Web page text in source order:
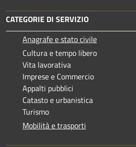
CATEGORIE DI SERVIZIO
Anagrafe e stato civile
Cultura e tempo libero
Vita lavorativa
Imprese e Commercio
Appalti pubblici
Catasto e urbanistica
Turismo
Mobilità e trasporti